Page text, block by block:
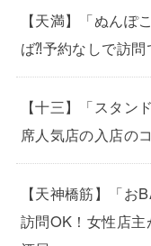
【天満】「ぬんぽ
ば⁈予約なしで訪
【十三】「スタン
席人気店の入店の
【天神橋筋】「
訪問OK！女性店